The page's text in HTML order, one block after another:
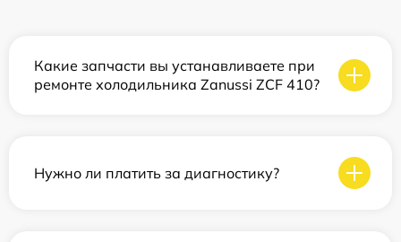
Какие запчасти вы устанавливаете при
ремонте холодильника Zanussi ZCF 410?
Нужно ли платить за диагностику?